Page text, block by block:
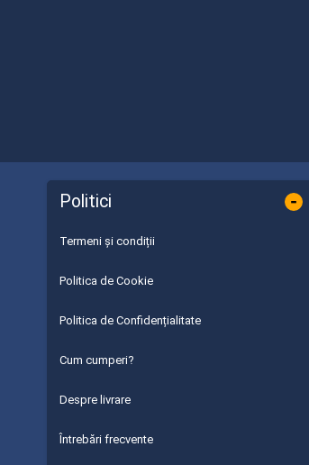
Politici -
Termeni și condiții
Politica de Cookie
Politica de Confidențialitate
Cum cumperi?
Despre livrare
Întrebări frecvente